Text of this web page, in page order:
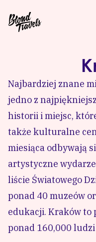
Najbardziej znane
jedno z
historii i miejsc,
także kulturalne
miesiąca odbywają
artystyczne
liście Światowego
ponad 40 muzeów
edukacji. Kraków to
ponad 160,000